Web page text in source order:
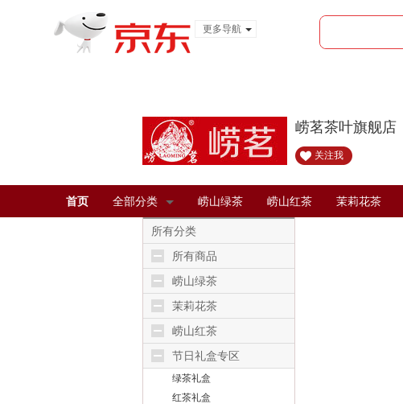
更多导航
崂茗茶叶旗舰店
关注我
首页 全部分类 崂山绿茶 崂山红茶 茉莉花茶
所有分类
所有商品
崂山绿茶
茉莉花茶
崂山红茶
节日礼盒专区
绿茶礼盒
红茶礼盒